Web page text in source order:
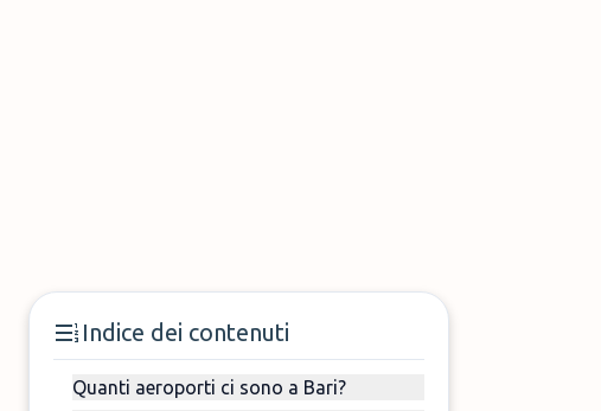
Indice dei contenuti
Quanti aeroporti ci sono a Bari?